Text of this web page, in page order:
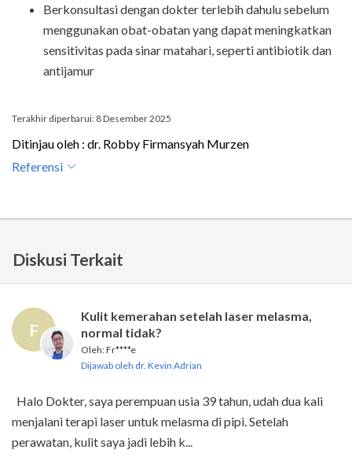
Berkonsultasi dengan dokter terlebih dahulu sebelum
menggunakan obat-obatan yang dapat meningkatkan
sensitivitas pada sinar matahari, seperti antibiotik dan
antijamur
Terakhir diperbarui: 8 Desember 2025